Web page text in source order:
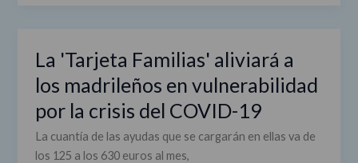
La 'Tarjeta Familias' aliviará a
los madrileños en vulnerabilidad
por la crisis del COVID-19
La cuantía de las ayudas que se cargarán en ellas va de
los 125 a los 630 euros al mes,
La
Familias'
aliviará
a
los